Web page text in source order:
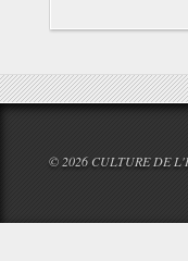
© 2026 CULTURE DE